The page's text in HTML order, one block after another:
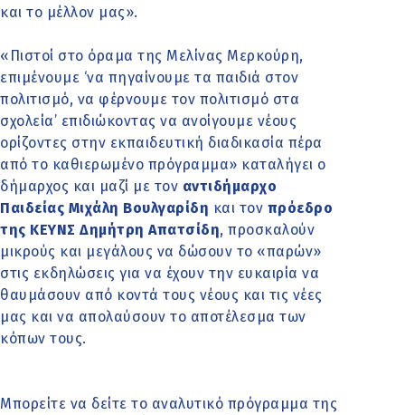
και το μέλλον μας».
«Πιστοί στο όραμα της Μελίνας Μερκούρη,
επιμένουμε ‘να πηγαίνουμε τα παιδιά στον
πολιτισμό, να φέρνουμε τον πολιτισμό στα
σχολεία’ επιδιώκοντας να ανοίγουμε νέους
ορίζοντες στην εκπαιδευτική διαδικασία πέρα
από το καθιερωμένο πρόγραμμα» καταλήγει ο
δήμαρχος και μαζί με τον αντιδήμαρχο
Παιδείας Μιχάλη Βουλγαρίδη και τον πρόεδρο
της ΚΕΥΝΣ Δημήτρη Απατσίδη, προσκαλούν
μικρούς και μεγάλους να δώσουν το «παρών»
στις εκδηλώσεις για να έχουν την ευκαιρία να
θαυμάσουν από κοντά τους νέους και τις νέες
μας και να απολαύσουν το αποτέλεσμα των
κόπων τους.
Μπορείτε να δείτε το αναλυτικό πρόγραμμα της